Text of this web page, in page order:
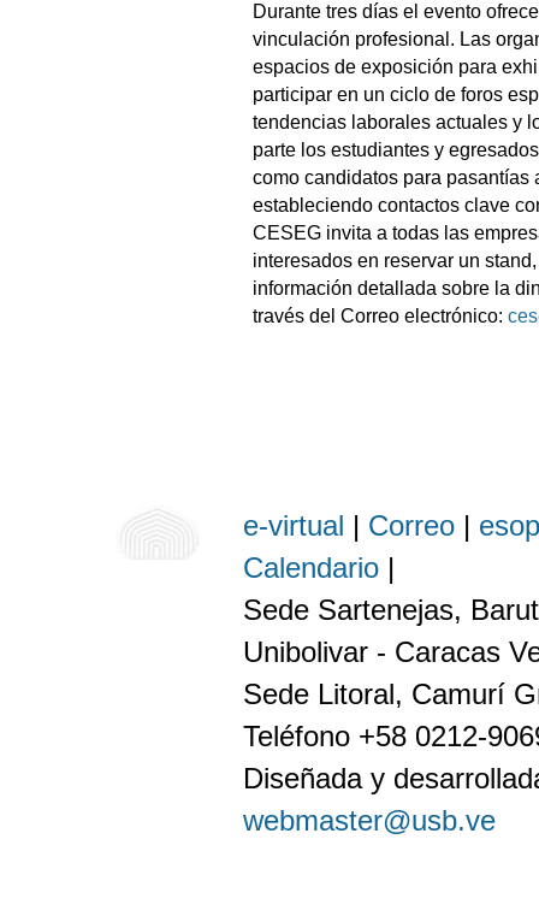
Durante tres días el evento
vinculación profesional. Las
espacios de exposición para
participar en un ciclo de foros
tendencias laborales actuales y
parte los estudiantes y
como candidatos para pasantías
estableciendo contactos clave
CESEG invita a todas las
interesados en reservar un
información detallada sobre la
través del Correo electrónico:
e-virtual | Correo|
Calendario|
Sede Sartenejas,
Unibolivar - Caracas
Sede Litoral, Camurí
Teléfono +58 0212-
Diseñada y
webmaster@usb.ve